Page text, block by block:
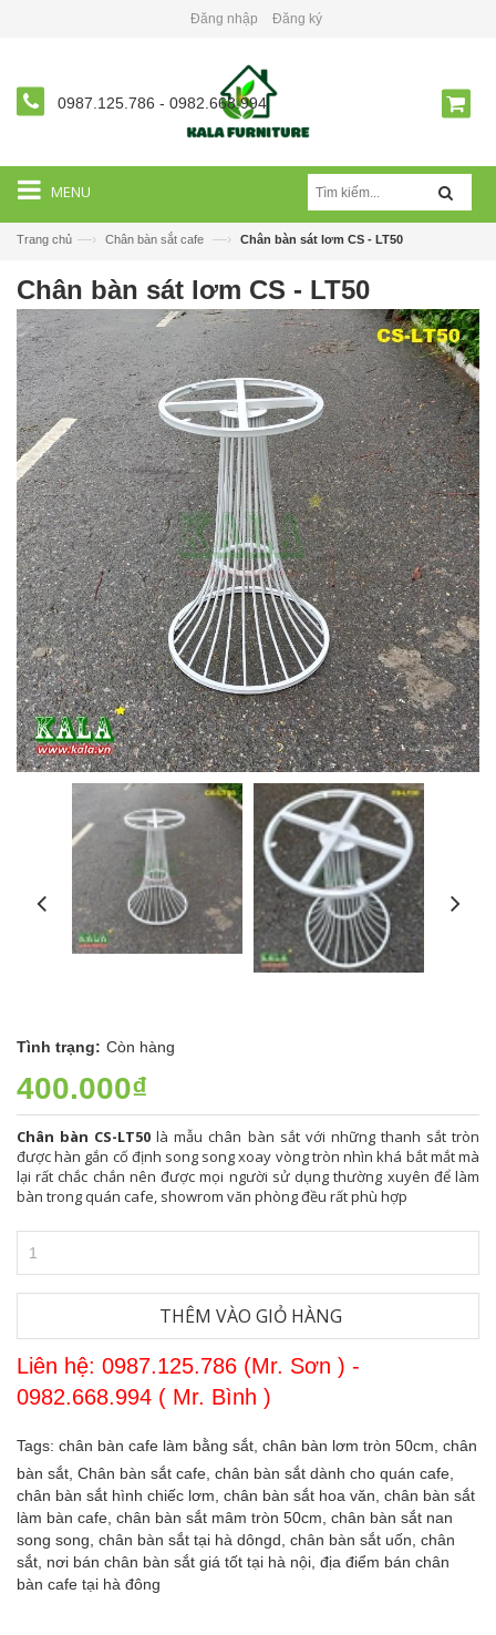
Đăng nhập Đăng ký
0987.125.786 - 0982.668.994
MENU
Trang chủ —› Chân bàn sắt cafe —› Chân bàn sát lơm CS - LT50
Chân bàn sát lơm CS - LT50
Tình trạng: Còn hàng
400.000₫
Chân bàn CS-LT50 là mẫu chân bàn sắt với những thanh sắt tròn
được hàn gắn cố định song song xoay vòng tròn nhìn khá bắt mắt mà
lại rất chắc chắn nên được mọi người sử dụng thường xuyên để làm
bàn trong quán cafe, showrom văn phòng đều rất phù hợp
THÊM VÀO GIỎ HÀNG
Liên hệ: 0987.125.786 (Mr. Sơn ) -
0982.668.994 ( Mr. Bình )
Tags: chân bàn cafe làm bằng sắt, chân bàn lơm tròn 50cm, chân
bàn sắt, Chân bàn sắt cafe, chân bàn sắt dành cho quán cafe,
chân bàn sắt hình chiếc lơm, chân bàn sắt hoa văn, chân bàn sắt
làm bàn cafe, chân bàn sắt mâm tròn 50cm, chân bàn sắt nan
song song, chân bàn sắt tại hà dôngd, chân bàn sắt uốn, chân
sắt, nơi bán chân bàn sắt giá tốt tại hà nội, địa điểm bán chân
bàn cafe tại hà đông